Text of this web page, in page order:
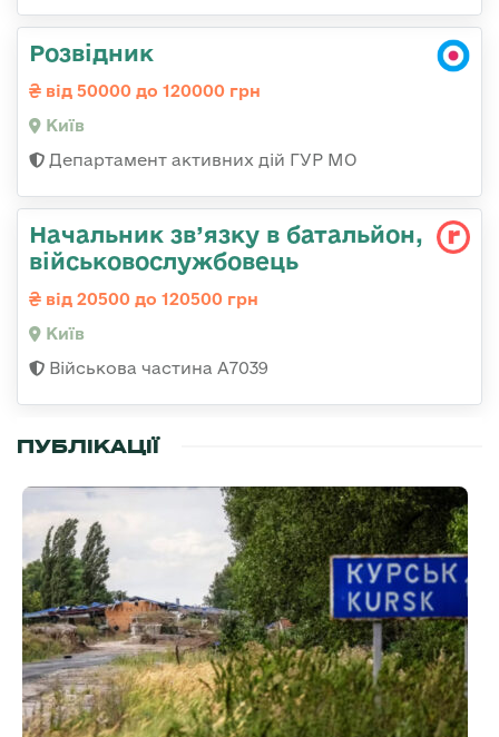
Розвідник
від 50000 до 120000 грн
Київ
Департамент активних дій ГУР МО
Начальник зв’язку в батальйон,
військовослужбовець
від 20500 до 120500 грн
Київ
Військова частина А7039
ПУБЛІКАЦІЇ